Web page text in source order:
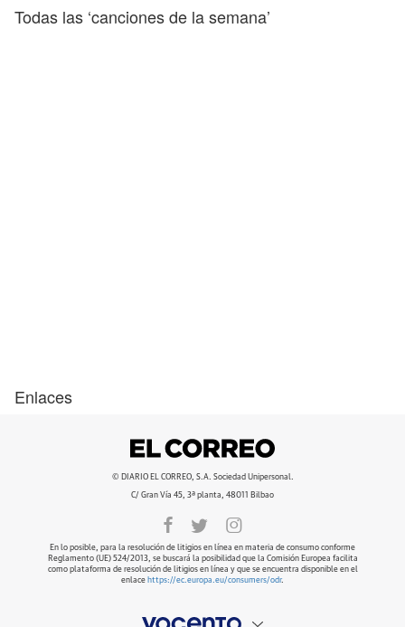
Todas las ‘canciones de la semana’
Enlaces
© DIARIO EL CORREO, S.A. Sociedad Unipersonal.
C/ Gran Vía 45, 3ª planta, 48011 Bilbao
En lo posible, para la resolución de litigios en línea en materia de consumo conforme
Reglamento (UE) 524/2013, se buscará la posibilidad que la Comisión Europea facilita
como plataforma de resolución de litigios en línea y que se encuentra disponible en el
enlace https://ec.europa.eu/consumers/odr.